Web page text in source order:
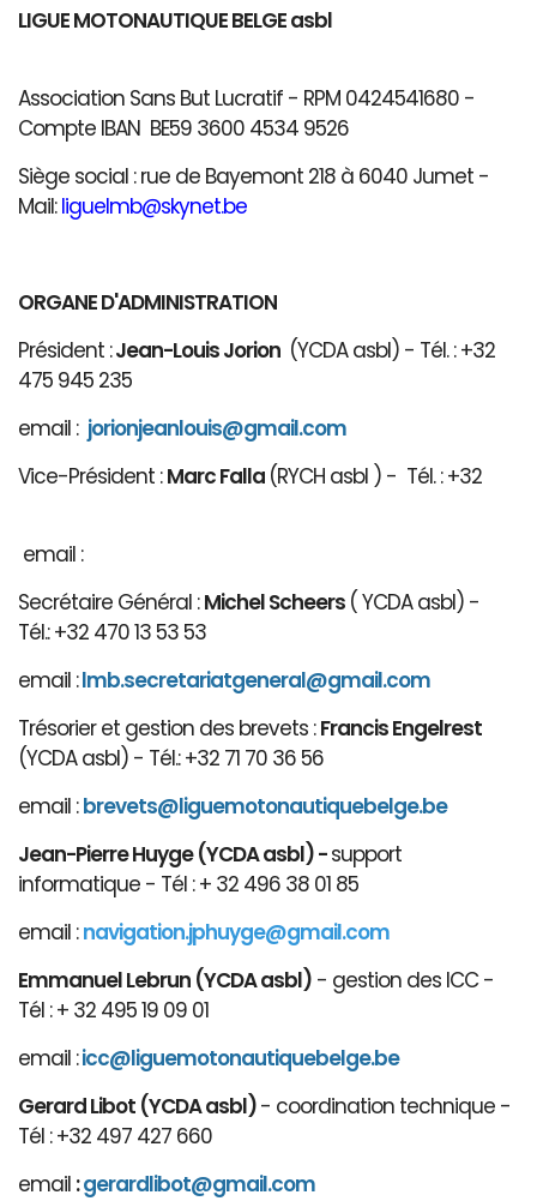
LIGUE MOTONAUTIQUE BELGE asbl
Association Sans But Lucratif - RPM 0424541680 -
Compte IBAN BE59 3600 4534 9526
Siège social : rue de Bayemont 218 à 6040 Jumet -
Mail:liguelmb@skynet.be
ORGANE D'ADMINISTRATION
Président :Jean-Louis Jorion (YCDA asbl) - Tél. : +32
475 945 235
email : jorionjeanlouis@gmail.com
Vice-Président :Marc Falla (RYCH asbl ) - Tél. : +32
email :
Secrétaire Général :Michel Scheers ( YCDA asbl) -
Tél.: +32 470 13 53 53
email :lmb.secretariatgeneral@gmail.com
Trésorier et gestion des brevets :Francis Engelrest
(YCDA asbl) - Tél.: +32 71 70 36 56
email :brevets@liguemotonautiquebelge.be
Jean-Pierre Huyge (YCDA asbl) -support
informatique - Tél : + 32 496 38 01 85
email :navigation.jphuyge@gmail.com
Emmanuel Lebrun (YCDA asbl) - gestion des ICC -
Tél : + 32 495 19 09 01
email :icc@liguemotonautiquebelge.be
Gerard Libot (YCDA asbl)- coordination technique -
Tél : +32 497 427 660
email :gerardlibot@gmail.com